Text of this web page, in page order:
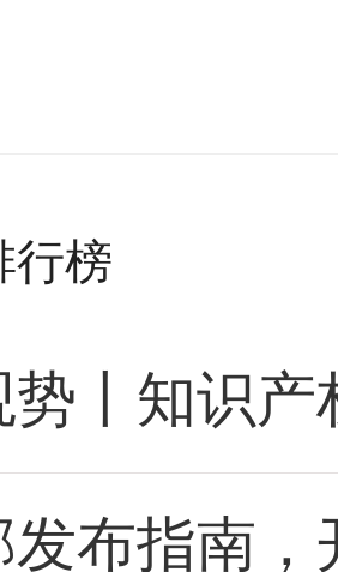
行榜
势丨知识
发布指南